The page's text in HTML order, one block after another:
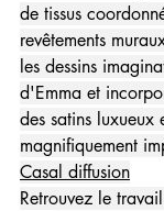
de tissus
revêtements
les dessins
d'Emma et
des satins luxueux
magnifiquement
Casal diffusion
Retrouvez le